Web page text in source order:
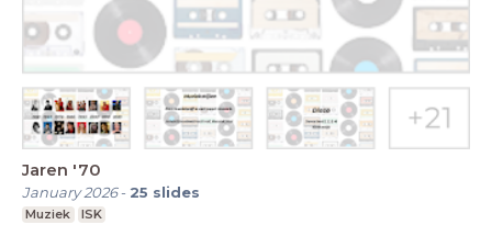
Jaren '70
January 2026- 25 slides
Muziek ISK